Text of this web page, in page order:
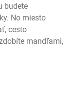
budete
No miesto
cesto
mandľami,